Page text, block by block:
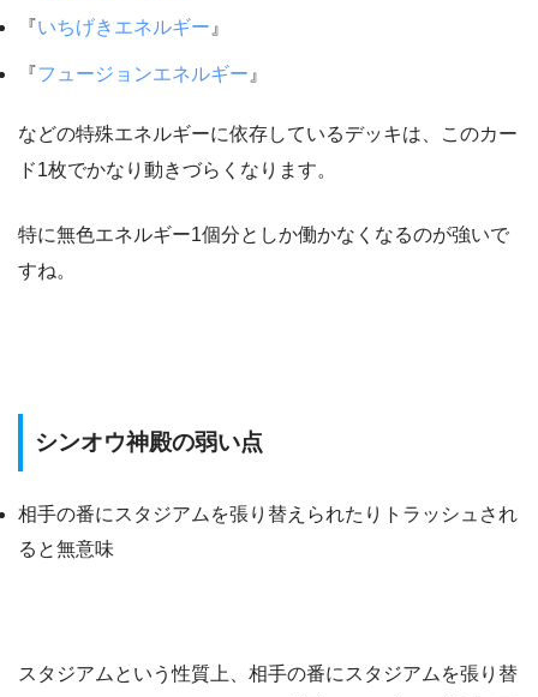
『いちげきエネルギー 』
『フュージョンエネルギー 』
などの特殊エネルギーに依存しているデッキは、このカー
ド1枚でかなり動きづらくなります。
特に無色エネルギー1個分としか働かなくなるのが強いで
すね。
シンオウ神殿の弱い点
相手の番にスタジアムを張り替えられたりトラッシュされ
ると無意味
スタジアムという性質上、相手の番にスタジアムを張り替